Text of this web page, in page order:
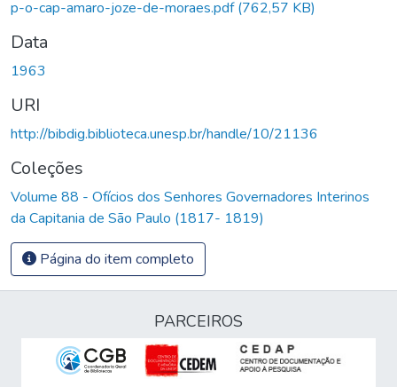
p-o-cap-amaro-joze-de-moraes.pdf(762,57 KB)
Data
1963
URI
http://bibdig.biblioteca.unesp.br/handle/10/21136
Coleções
Volume 88 - Ofícios dos Senhores Governadores Interinos
da Capitania de São Paulo (1817- 1819)
Página do item completo
PARCEIROS